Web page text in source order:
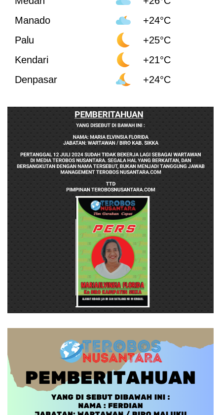
Manado
+24°C
Palu
+25°C
Kendari
+21°C
Denpasar
+24°C